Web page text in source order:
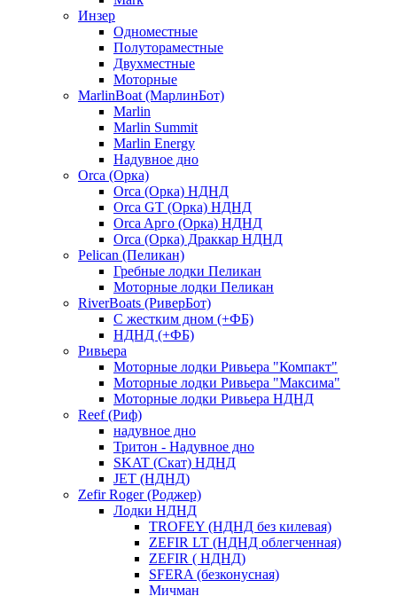
Инзер
Одноместные
Полутораместные
Двухместные
Моторные
MarlinBoat (МарлинБот)
Marlin
Marlin Summit
Marlin Energy
Надувное дно
Orca (Орка)
Orca (Орка) НДНД
Orca GT (Орка) НДНД
Orca Aрго (Орка) НДНД
Orca (Орка) Драккар НДНД
Pelican (Пеликан)
Гребные лодки Пеликан
Моторные лодки Пеликан
RiverBoats (РиверБот)
С жестким дном (+ФБ)
НДНД (+ФБ)
Ривьера
Моторные лодки Ривьера "Компакт"
Моторные лодки Ривьера "Максима"
Моторные лодки Ривьера НДНД
Reef (Риф)
надувное дно
Тритон - Надувное дно
SKAT (Скат) НДНД
JET (НДНД)
Zefir Roger (Роджер)
Лодки НДНД
TROFEY (НДНД без килевая)
ZEFIR LT (НДНД облегченная)
ZEFIR ( НДНД)
SFERA (безконусная)
Мичман